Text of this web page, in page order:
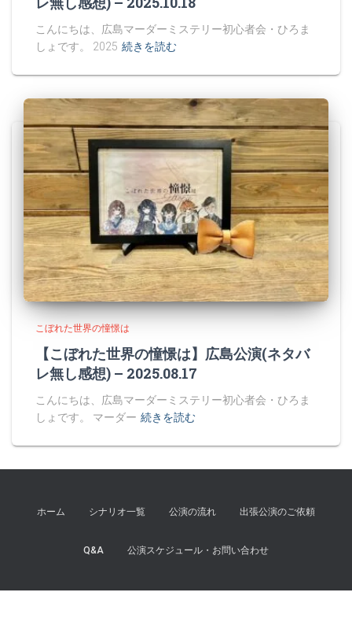
こんにちは、広島マーダーミステリー初心者会・ひろま
しょです。 2025 続きを読む
こぼれた世界の憧憬は
【こぼれた世界の憧憬は】広島公演(ネタバ
レ無し感想) – 2025.08.17
こんにちは、広島マーダーミステリー初心者会・ひろま
しょです。 マーダー 続きを読む
ホーム シナリオ一覧 公演の流れ 出張公演のご依頼
Q&A 公演スケジュール・お問い合わせ